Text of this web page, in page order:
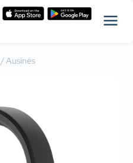
/ Ausinės